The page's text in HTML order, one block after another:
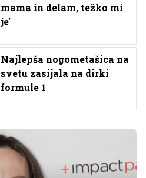
mama in delam, težko mi
je'
Najlepša nogometašica na
svetu zasijala na dirki
formule 1